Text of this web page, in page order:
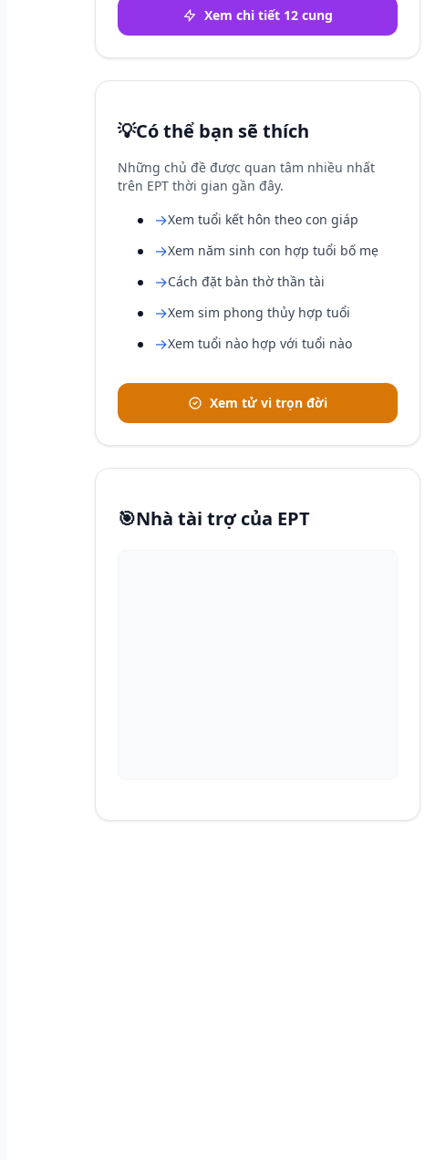
Xem chi tiết 12 cung
💡Có thể bạn sẽ thích
Những chủ đề được quan tâm nhiều nhất
trên EPT thời gian gần đây.
→Xem tuổi kết hôn theo con giáp
→Xem năm sinh con hợp tuổi bố mẹ
→Cách đặt bàn thờ thần tài
→Xem sim phong thủy hợp tuổi
→Xem tuổi nào hợp với tuổi nào
Xem tử vi trọn đời
🎯Nhà tài trợ của EPT